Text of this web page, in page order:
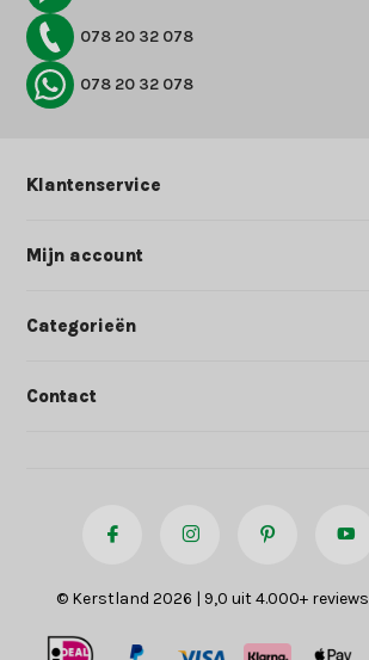
078 20 32 078
078 20 32 078
Klantenservice
Mijn account
Categorieën
Contact
© Kerstland 2026 | 9,0 uit 4.000+ reviews